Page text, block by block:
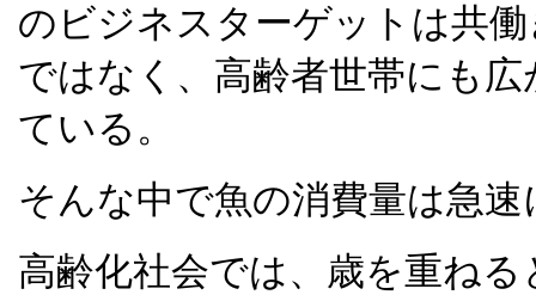
のビジネスターゲットは共
ではなく、高齢者世帯にも
ている。
そんな中で魚の消費量は急
高齢化社会では、歳を重ね